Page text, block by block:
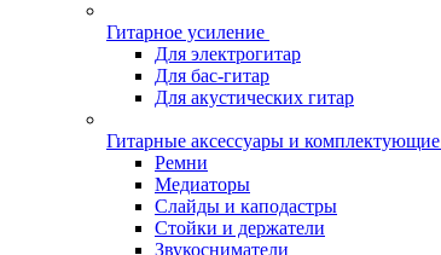
Гитарное усиление
Для электрогитар
Для бас-гитар
Для акустических гитар
Гитарные аксессуары и комплектующие
Ремни
Медиаторы
Слайды и каподастры
Стойки и держатели
Звукосниматели